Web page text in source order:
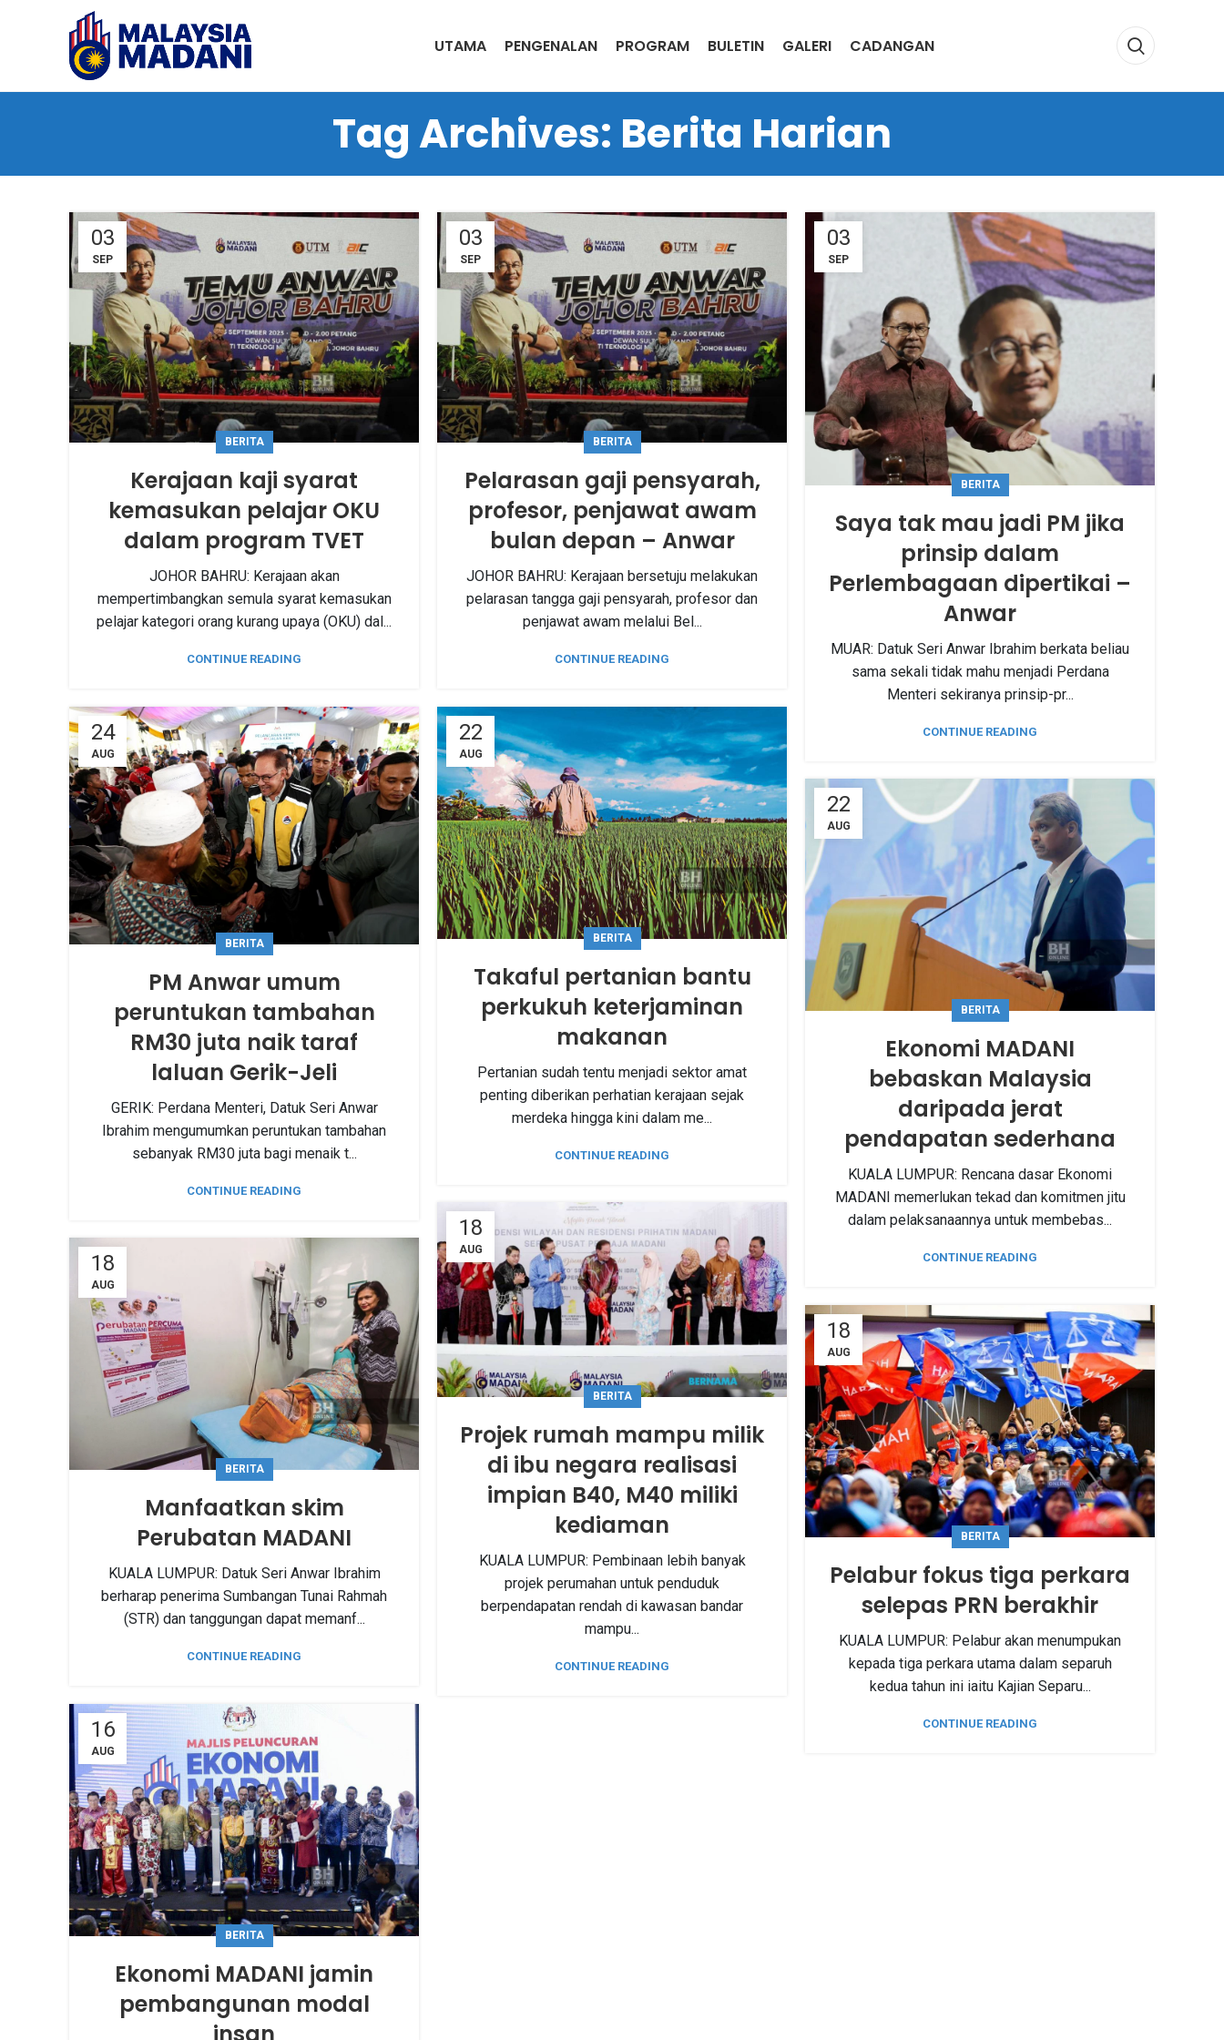
UTAMA PENGENALAN PROGRAM BULETIN GALERI CADANGAN
Tag Archives: Berita Harian
03
SEP
BERITA
Kerajaan kaji syarat
kemasukan pelajar OKU
dalam program TVET
JOHOR BAHRU: Kerajaan akan
mempertimbangkan semula syarat kemasukan
pelajar kategori orang kurang upaya (OKU) dal...
CONTINUE READING
03
SEP
BERITA
Pelarasan gaji pensyarah,
profesor, penjawat awam
bulan depan – Anwar
JOHOR BAHRU: Kerajaan bersetuju melakukan
pelarasan tangga gaji pensyarah, profesor dan
penjawat awam melalui Bel...
CONTINUE READING
03
SEP
BERITA
Saya tak mau jadi PM jika
prinsip dalam
Perlembagaan dipertikai –
Anwar
MUAR: Datuk Seri Anwar Ibrahim berkata beliau
sama sekali tidak mahu menjadi Perdana
Menteri sekiranya prinsip-pr...
CONTINUE READING
24
AUG
BERITA
PM Anwar umum
peruntukan tambahan
RM30 juta naik taraf
laluan Gerik-Jeli
GERIK: Perdana Menteri, Datuk Seri Anwar
Ibrahim mengumumkan peruntukan tambahan
sebanyak RM30 juta bagi menaik t...
CONTINUE READING
22
AUG
BERITA
Takaful pertanian bantu
perkukuh keterjaminan
makanan
Pertanian sudah tentu menjadi sektor amat
penting diberikan perhatian kerajaan sejak
merdeka hingga kini dalam me...
CONTINUE READING
22
AUG
BERITA
Ekonomi MADANI
bebaskan Malaysia
daripada jerat
pendapatan sederhana
KUALA LUMPUR: Rencana dasar Ekonomi
MADANI memerlukan tekad dan komitmen jitu
dalam pelaksanaannya untuk membebas...
CONTINUE READING
18
AUG
BERITA
Projek rumah mampu milik
di ibu negara realisasi
impian B40, M40 miliki
kediaman
KUALA LUMPUR: Pembinaan lebih banyak
projek perumahan untuk penduduk
berpendapatan rendah di kawasan bandar
mampu...
CONTINUE READING
18
AUG
BERITA
Manfaatkan skim
Perubatan MADANI
KUALA LUMPUR: Datuk Seri Anwar Ibrahim
berharap penerima Sumbangan Tunai Rahmah
(STR) dan tanggungan dapat memanf...
CONTINUE READING
18
AUG
BERITA
Pelabur fokus tiga perkara
selepas PRN berakhir
KUALA LUMPUR: Pelabur akan menumpukan
kepada tiga perkara utama dalam separuh
kedua tahun ini iaitu Kajian Separu...
CONTINUE READING
16
AUG
BERITA
Ekonomi MADANI jamin
pembangunan modal
insan